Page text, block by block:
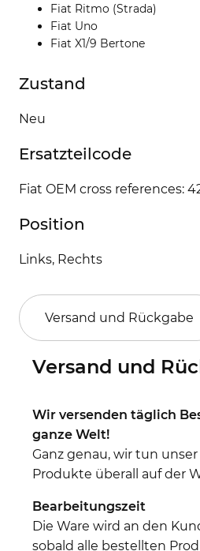
Fiat Ritmo (Strada)
Fiat Uno
Fiat X1/9 Bertone
Zustand
Neu
Ersatzteilcode
Fiat OEM cross references:
Position
Links, Rechts
Versand und Rückgabe
Versand und
Wir versenden täglich
ganze Welt!
Ganz genau, wir tun
Produkte überall auf der
Bearbeitungszeit
Die Ware wird an den
sobald alle bestellten